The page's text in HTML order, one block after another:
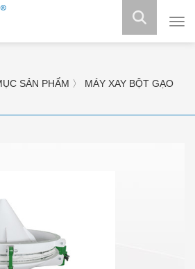
Máy
SẢN PHẨM 〉 MÁY XAY BỘT GẠO